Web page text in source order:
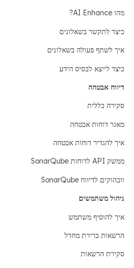
מהו AI Enhance?
כיצד לתקשר בשאלונים
איך לשתף פעולה בשאלונים
כיצד לייצא לבסיס הידע
דיווח אבטחה
סקירה כללית
מאגר דוחות אבטחה
איך להגדיר דוחות אבטחה
ממשק API לדוחות SonarQube
וובהוקים לדיווח SonarQube
ניהול משתמשים
איך להוסיף משתמש
הרשאות ברירת מחדל
סקירת הרשאות